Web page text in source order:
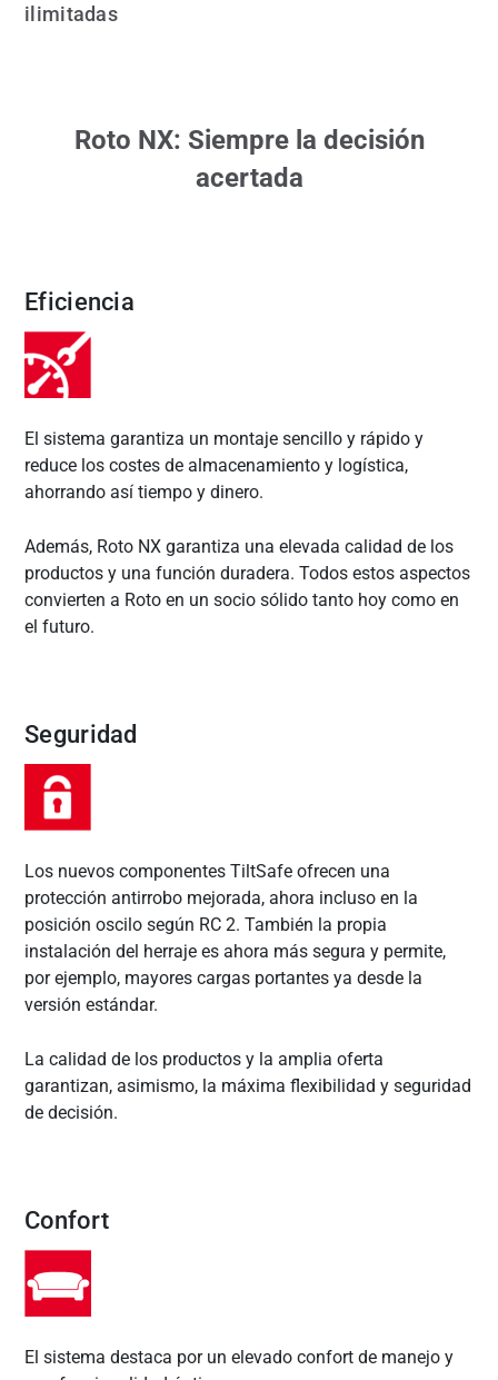
ilimitadas
Roto NX: Siempre la decisión
acertada
Eficiencia
El sistema garantiza un montaje sencillo y rápido y
reduce los costes de almacenamiento y logística,
ahorrando así tiempo y dinero.
Además, Roto NX garantiza una elevada calidad de los
productos y una función duradera. Todos estos aspectos
convierten a Roto en un socio sólido tanto hoy como en
el futuro.
Seguridad
Los nuevos componentes TiltSafe ofrecen una
protección antirrobo mejorada, ahora incluso en la
posición oscilo según RC 2. También la propia
instalación del herraje es ahora más segura y permite,
por ejemplo, mayores cargas portantes ya desde la
versión estándar.
La calidad de los productos y la amplia oferta
garantizan, asimismo, la máxima flexibilidad y seguridad
de decisión.
Confort
El sistema destaca por un elevado confort de manejo y